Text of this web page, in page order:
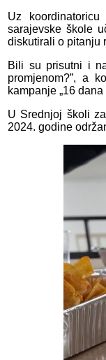
Uz
sarajevske škole
diskutirali o pitanju
Bili su prisutni i
promjenom?”, a
kampanje „16
U Srednjoj školi
2024. godine